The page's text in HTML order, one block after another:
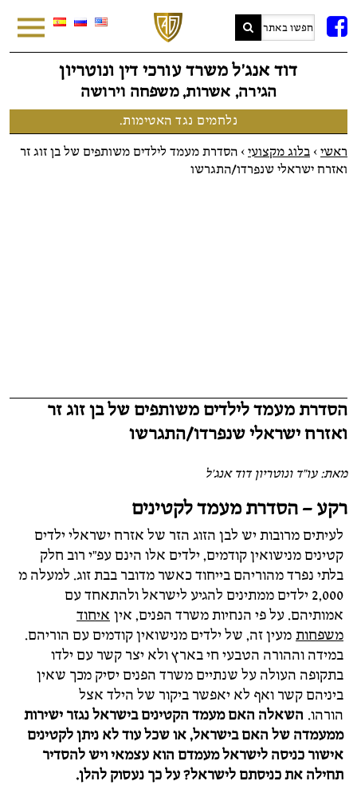
FB
דוד אנג׳ל משרד עורכי דין ונוטריון
הגירה, אשרות, משפחה וירושה
נלחמים נגד האטימות.
ראשי > בלוג מקצועי > הסדרת מעמד לילדים משותפים של בן זוג זר
ואזרח ישראלי שנפרדו/התגרשו
הסדרת מעמד לילדים משותפים של בן זוג זר
ואזרח ישראלי שנפרדו/התגרשו
מאת: עו"ד ונוטריון דוד אנג'ל
רקע – הסדרת מעמד לקטינים
לעיתים מרובות יש לבן הזוג הזר של אזרח ישראלי ילדים
קטינים מנישואין קודמים, ילדים אלו הינם עפ"י רוב חלק
בלתי נפרד מהוריהם בייחוד כאשר מדובר בבת זוג. למעלה מ
2,000 ילדים ממתינים להגיע לישראל ולהתאחד עם
אמותיהם. על פי הנחיות משרד הפנים, אין איחוד
משפחות מעין זה, של ילדים מנישואין קודמים עם הוריהם.
במידה וההורה הטבעי חי בארץ ולא יצר קשר עם ילדו
בתקופה העולה על שנתיים משרד הפנים יסיק מכך שאין
ביניהם קשר ואף לא יאפשר ביקור של הילד אצל
הורהו. השאלה האם מעמד הקטינים בישראל נגזר ישירות
ממעמדה של האם בישראל, או שכל עוד לא ניתן לקטינים
אישור כניסה לישראל מעמדם הוא עצמאי ויש להסדיר
תחילה את כניסתם לישראל? על כך נעסוק להלן.